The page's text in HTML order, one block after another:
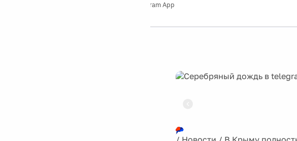
Telegram App